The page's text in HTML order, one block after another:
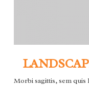
Morbi sagittis, sem quis